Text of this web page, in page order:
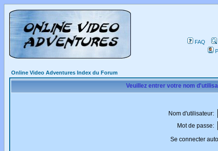
FAQ
Online Video Adventures Index du Forum
Veuillez entrer votre nom
Nom d'utilisateur:
Mot de passe:
Se connecter